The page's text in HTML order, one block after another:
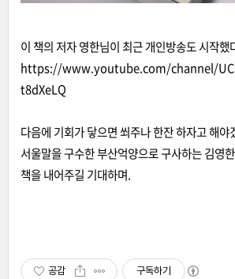
이 책의 저자 영한님이 최근 개인방송도 시작했
https://www.youtube.com/channel/
t8dXeLQ
다음에 기회가 닿으면 쐬주나 한잔 하자고 해야
서울말을 구수한 부산억양으로 구사하는 김영
책을 내어주길 기대하며.
공감 구독하기